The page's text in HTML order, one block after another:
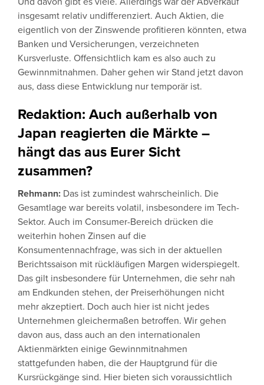
insgesamt relativ undifferenziert. Auch Aktien, die
eigentlich von der Zinswende profitieren könnten, etwa
Banken und Versicherungen, verzeichneten
Kursverluste. Offensichtlich kam es also auch zu
Gewinnmitnahmen. Daher gehen wir Stand jetzt davon
aus, dass diese Entwicklung nur temporär ist.
Redaktion: Auch außerhalb von
Japan reagierten die Märkte –
hängt das aus Eurer Sicht
zusammen?
Rehmann: Das ist zumindest wahrscheinlich. Die
Gesamtlage war bereits volatil, insbesondere im Tech-
Sektor. Auch im Consumer-Bereich drücken die
weiterhin hohen Zinsen auf die
Konsumentennachfrage, was sich in der aktuellen
Berichtssaison mit rückläufigen Margen widerspiegelt.
Das gilt insbesondere für Unternehmen, die sehr nah
am Endkunden stehen, der Preiserhöhungen nicht
mehr akzeptiert. Doch auch hier ist nicht jedes
Unternehmen gleichermaßen betroffen. Wir gehen
davon aus, dass auch an den internationalen
Aktienmärkten einige Gewinnmitnahmen
stattgefunden haben, die der Hauptgrund für die
Kursrückgänge sind. Hier bieten sich voraussichtlich